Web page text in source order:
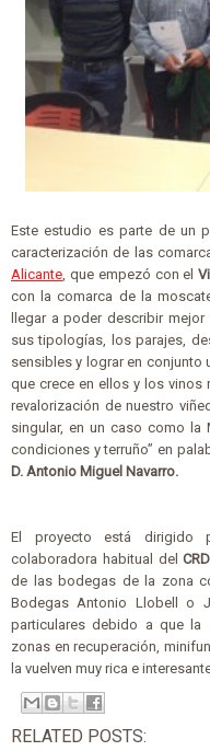
Este estudio es parte de un
caracterización de las
Alicante , que empezó con el
con la comarca de la
llegar a poder describir
sus tipologías, los parajes,
sensibles y lograr en conjunto
que crece en ellos y los vinos
revalorización de nuestro
singular, en un caso como la
condiciones y terruño” en
D. Antonio Miguel Navarro.
El proyecto está dirigido
colaboradora habitual del
de las bodegas de la zona
Bodegas Antonio Llobell o
particulares debido a que la
zonas en recuperación,
la vuelven muy rica e
RELATED POSTS: